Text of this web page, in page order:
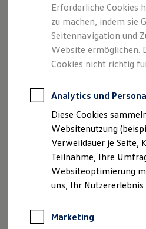
Leasing
Leasing-Angebote
Gebrauchtwagen
Junge
Elektroauto
Kleinwagen-
Leasing ohne
Autokredit mit
Versicherungen und
Kfz-Versicherung
Garantien
Wartungsverträge
Geschäftskunden
Professional
Großkunden
Behörden
Anpfiff zum Gewinn
Heinz-
erhält:
Circle
für sein
Erforderliche Cookies
zu machen, indem sie
Seitennavigation und
Website ermöglichen.
Cookies nicht richtig
Analytics und
Diese Cookies
Websitenutzung
Verweildauer je Seite,
Teilnahme, Ihre
Websiteoptimierung
uns, Ihr Nutzererlebnis
Marketing